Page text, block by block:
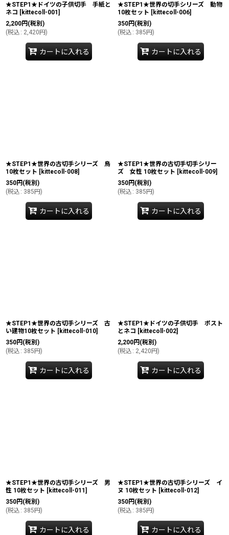
★STEP1★ドイツの子供切手 手紙と
ネコ [kittecoll-001]
2,200円 (税別)
(税込 : 2,420円)
カートに入れる
★STEP1★世界の切手シリーズ 動物
10枚セット [kittecoll-006]
350円 (税別)
(税込 : 385円)
カートに入れる
★STEP1★世界の古切手シリーズ 鳥
10枚セット [kittecoll-008]
350円 (税別)
(税込 : 385円)
カートに入れる
★STEP1★世界の古切手切手シリー
ズ 女性 10枚セット [kittecoll-009]
350円 (税別)
(税込 : 385円)
カートに入れる
★STEP1★世界の古切手シリーズ 古
い建物10枚セット [kittecoll-010]
350円 (税別)
(税込 : 385円)
カートに入れる
★STEP1★ドイツの子供切手 ポスト
とネコ [kittecoll-002]
2,200円 (税別)
(税込 : 2,420円)
カートに入れる
★STEP1★世界の古切手シリーズ 男
性 10枚セット [kittecoll-011]
350円 (税別)
(税込 : 385円)
カートに入れる
★STEP1★世界の古切手シリーズ イ
ヌ 10枚セット [kittecoll-012]
350円 (税別)
(税込 : 385円)
カートに入れる